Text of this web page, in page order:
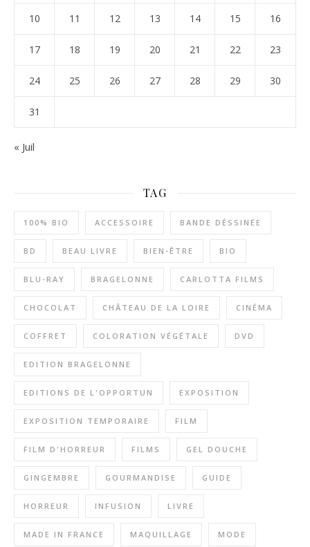
10 11 12 13 14 15 16
17 18 19 20 21 22 23
24 25 26 27 28 29 30
31
« Juil
TAG
100% BIO ACCESSOIRE BANDE DÉSSINÉE
BD BEAU LIVRE BIEN-ÊTRE BIO
BLU-RAY BRAGELONNE CARLOTTA FILMS
CHOCOLAT CHÂTEAU DE LA LOIRE CINÉMA
COFFRET COLORATION VÉGÉTALE DVD
EDITION BRAGELONNE
EDITIONS DE L'OPPORTUN EXPOSITION
EXPOSITION TEMPORAIRE FILM
FILM D'HORREUR FILMS GEL DOUCHE
GINGEMBRE GOURMANDISE GUIDE
HORREUR INFUSION LIVRE
MADE IN FRANCE MAQUILLAGE MODE